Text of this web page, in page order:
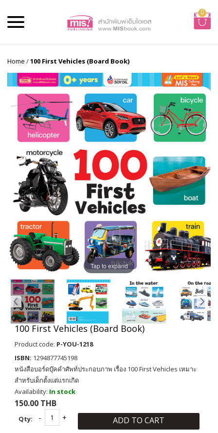
0
Home /100 First Vehicles (Board Book)
Tap to expand
100 First Vehicles (Board Book)
Product code: P-YOU-1218
ISBN: 1294877745198
หนังสือบอร์ดบุ๊คคำศัพท์ประกอบภาพ เรื่อง 100 First Vehicles เหมาะ
สำหรับเด็กตั้งแต่แรกเกิด
Availability: In stock
150.00 THB
Qty: ADD TO CART